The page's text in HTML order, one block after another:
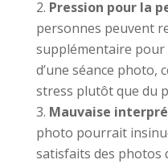
Pression pour la
personnes peuvent
supplémentaire
d’une séance photo,
stress plutôt que du
Mauvaise
photo pourrait
satisfaits des photos